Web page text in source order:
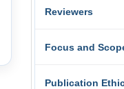
Reviewers
Focus and
Publication